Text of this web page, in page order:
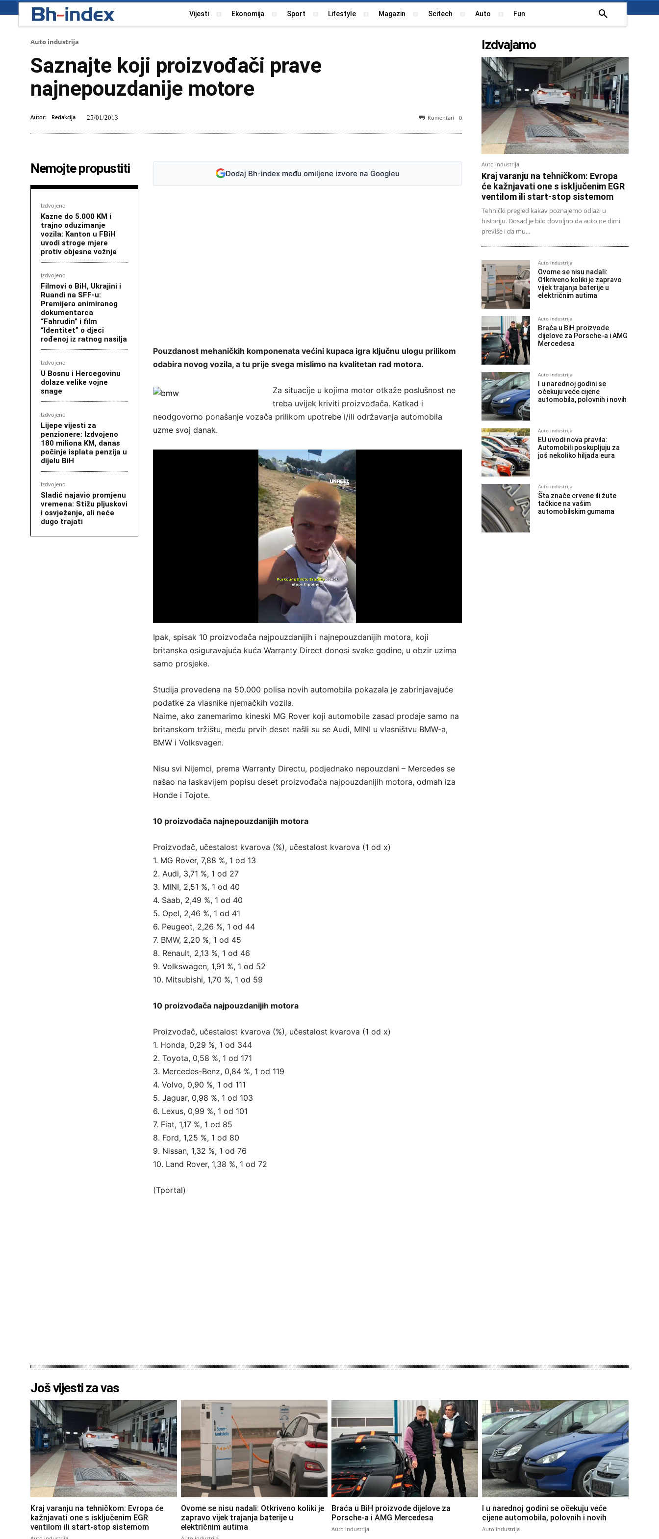
Vijesti Ekonomija Sport Lifestyle Magazin Scitech Auto Fun
Auto industrija
Saznajte koji proizvođači prave
najnepouzdanije motore
Autor: Redakcija 25/01/2013 Komentari 0
Nemojte propustiti
Izdvojeno
Kazne do 5.000 KM i
trajno oduzimanje
vozila: Kanton u FBiH
uvodi stroge mjere
protiv objesne vožnje
Izdvojeno
Filmovi o BiH, Ukrajini i
Ruandi na SFF-u:
Premijera animiranog
dokumentarca
“Fahrudin” i film
“Identitet” o djeci
rođenoj iz ratnog nasilja
Izdvojeno
U Bosnu i Hercegovinu
dolaze velike vojne
snage
Izdvojeno
Lijepe vijesti za
penzionere: Izdvojeno
180 miliona KM, danas
počinje isplata penzija u
dijelu BiH
Izdvojeno
Sladić najavio promjenu
vremena: Stižu pljuskovi
i osvježenje, ali neće
dugo trajati
Dodaj Bh-index među omiljene izvore na Googleu
Pouzdanost mehaničkih komponenata većini kupaca igra ključnu ulogu prilikom
odabira novog vozila, a tu prije svega mislimo na kvalitetan rad motora.
Za situacije u kojima motor otkaže poslušnost ne
treba uvijek kriviti proizvođača. Katkad i
neodgovorno ponašanje vozača prilikom upotrebe i/ili održavanja automobila
uzme svoj danak.
Ipak, spisak 10 proizvođača najpouzdanijih i najnepouzdanijih motora, koji
britanska osiguravajuća kuća Warranty Direct donosi svake godine, u obzir uzima
samo prosjeke.
Studija provedena na 50.000 polisa novih automobila pokazala je zabrinjavajuće
podatke za vlasnike njemačkih vozila.
Naime, ako zanemarimo kineski MG Rover koji automobile zasad prodaje samo na
britanskom tržištu, među prvih deset našli su se Audi, MINI u vlasništvu BMW-a,
BMW i Volksvagen.
Nisu svi Nijemci, prema Warranty Directu, podjednako nepouzdani – Mercedes se
našao na laskavijem popisu deset proizvođača najpouzdanijih motora, odmah iza
Honde i Tojote.
10 proizvođača najnepouzdanijih motora
Proizvođač, učestalost kvarova (%), učestalost kvarova (1 od x)
1. MG Rover, 7,88 %, 1 od 13
2. Audi, 3,71 %, 1 od 27
3. MINI, 2,51 %, 1 od 40
4. Saab, 2,49 %, 1 od 40
5. Opel, 2,46 %, 1 od 41
6. Peugeot, 2,26 %, 1 od 44
7. BMW, 2,20 %, 1 od 45
8. Renault, 2,13 %, 1 od 46
9. Volkswagen, 1,91 %, 1 od 52
10. Mitsubishi, 1,70 %, 1 od 59
10 proizvođača najpouzdanijih motora
Proizvođač, učestalost kvarova (%), učestalost kvarova (1 od x)
1. Honda, 0,29 %, 1 od 344
2. Toyota, 0,58 %, 1 od 171
3. Mercedes-Benz, 0,84 %, 1 od 119
4. Volvo, 0,90 %, 1 od 111
5. Jaguar, 0,98 %, 1 od 103
6. Lexus, 0,99 %, 1 od 101
7. Fiat, 1,17 %, 1 od 85
8. Ford, 1,25 %, 1 od 80
9. Nissan, 1,32 %, 1 od 76
10. Land Rover, 1,38 %, 1 od 72
(Tportal)
Izdvajamo
Auto industrija
Kraj varanju na tehničkom: Evropa
će kažnjavati one s isključenim EGR
ventilom ili start-stop sistemom
Tehnički pregled kakav poznajemo odlazi u
historiju. Dosad je bilo dovoljno da auto ne dimi
previše i da mu...
Auto industrija
Ovome se nisu nadali:
Otkriveno koliki je zapravo
vijek trajanja baterije u
električnim autima
Auto industrija
Braća u BiH proizvode
dijelove za Porsche-a i AMG
Mercedesa
Auto industrija
I u narednoj godini se
očekuju veće cijene
automobila, polovnih i novih
Auto industrija
EU uvodi nova pravila:
Automobili poskupljuju za
još nekoliko hiljada eura
Auto industrija
Šta znače crvene ili žute
tačkice na vašim
automobilskim gumama
Još vijesti za vas
Kraj varanju na tehničkom: Evropa će
kažnjavati one s isključenim EGR
ventilom ili start-stop sistemom
Ovome se nisu nadali: Otkriveno koliki je
zapravo vijek trajanja baterije u
električnim autima
Braća u BiH proizvode dijelove za
Porsche-a i AMG Mercedesa
Auto industrija
I u narednoj godini se očekuju veće
cijene automobila, polovnih i novih
Auto industrija